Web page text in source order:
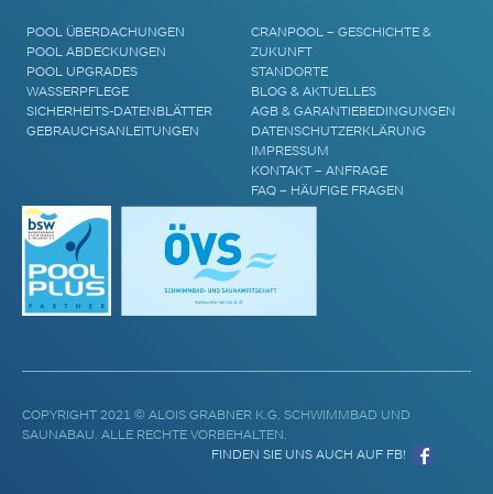
POOL ÜBERDACHUNGEN
POOL ABDECKUNGEN
POOL UPGRADES
WASSERPFLEGE
SICHERHEITS-DATENBLÄTTER
GEBRAUCHSANLEITUNGEN
CRANPOOL – GESCHICHTE &
ZUKUNFT
STANDORTE
BLOG & AKTUELLES
AGB & GARANTIEBEDINGUNGEN
DATENSCHUTZERKLÄRUNG
IMPRESSUM
KONTAKT – ANFRAGE
FAQ – HÄUFIGE FRAGEN
COPYRIGHT 2021 © ALOIS GRABNER K.G. SCHWIMMBAD UND
SAUNABAU. ALLE RECHTE VORBEHALTEN.
FINDEN SIE UNS AUCH AUF FB!